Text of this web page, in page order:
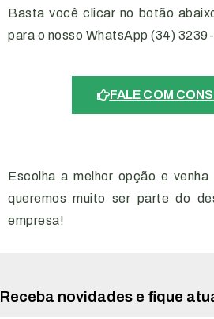
Basta você clicar no botão
para o nosso WhatsApp (34)
FALE COM
Escolha a melhor opção e
queremos muito ser parte do
empresa!
Receba novidades e fique